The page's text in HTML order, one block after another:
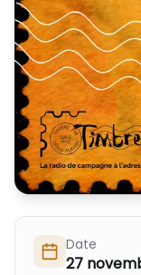
Nous
Les créations
Nos prestations
Nous Soutenir /
J'adhère
Je fais un don
Exprime ton
Nous Contacter
La newsletter
Date
27